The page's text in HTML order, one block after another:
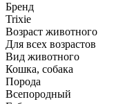
Бренд
Trixie
Возраст животного
Для всех возрастов
Вид животного
Кошка, собака
Порода
Всепородный